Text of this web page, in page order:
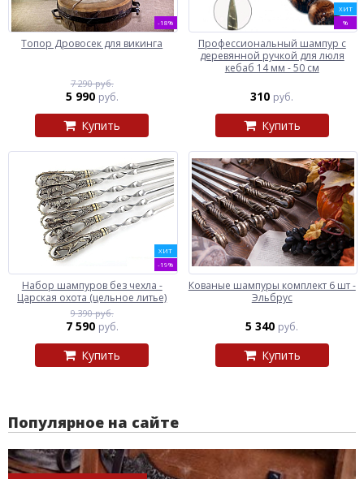
-18%
Топор Дровосек для викинга
7 290 руб.
5 990 руб.
Купить
ХИТ
%
Профессиональный шампур с
деревянной ручкой для люля
кебаб 14 мм - 50 см
310 руб.
Купить
ХИТ
-19%
Набор шампуров без чехла -
Царская охота (цельное литье)
9 390 руб.
7 590 руб.
Купить
Кованые шампуры комплект 6 шт -
Эльбрус
5 340 руб.
Купить
Популярное на сайте